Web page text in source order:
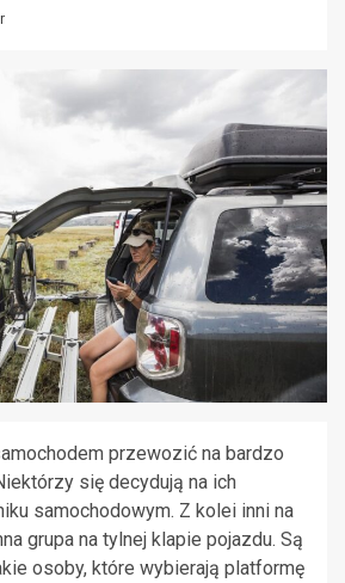
przewozić na bardzo
się decydują na ich
samochodowym. Z kolei inni na
grupa na tylnej klapie pojazdu. Są
osoby, które wybierają platformę